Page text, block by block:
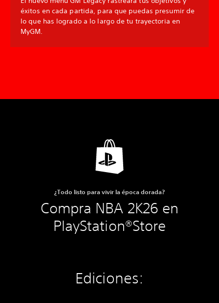
éxitos en cada partida, para que puedas presumir de
lo que has logrado a lo largo de tu trayectoria en
MyGM.
¿Todo listo para vivir la época dorada?
Compra NBA 2K26 en
PlayStation®Store
Ediciones: